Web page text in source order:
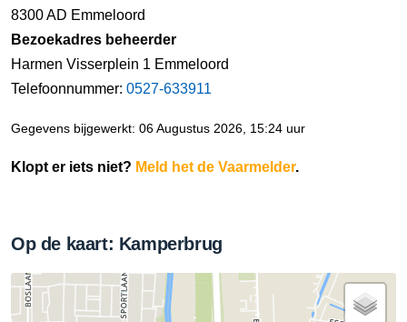
8300 AD Emmeloord
Bezoekadres beheerder
Harmen Visserplein 1 Emmeloord
Telefoonnummer: 0527-633911
Gegevens bijgewerkt: 06 Augustus 2026, 15:24 uur
Klopt er iets niet? Meld het de Vaarmelder.
Op de kaart: Kamperbrug